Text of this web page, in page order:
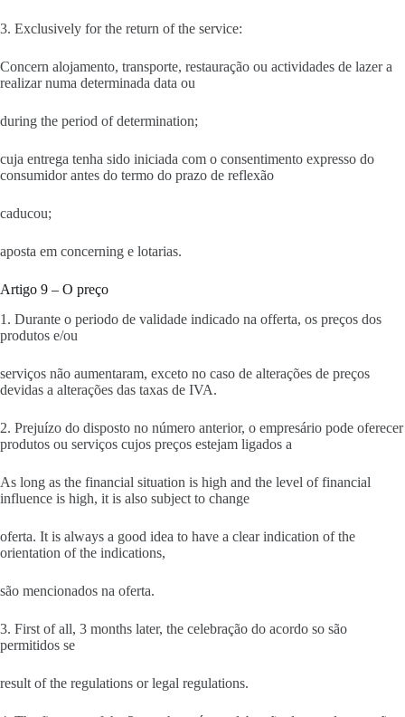
3. Exclusively for the return of the service:
Concern alojamento, transporte, restauração ou actividades de lazer a
realizar numa determinada data ou
during the period of determination;
cuja entrega tenha sido iniciada com o consentimento expresso do
consumidor antes do termo do prazo de reflexão
caducou;
aposta em concerning e lotarias.
Artigo 9 – O preço
1. Durante o periodo de validade indicado na offerta, os preços dos
produtos e/ou
serviços não aumentaram, exceto no caso de alterações de preços
devidas a alterações das taxas de IVA.
2. Prejuízo do disposto no número anterior, o empresário pode oferecer
produtos ou serviços cujos preços estejam ligados a
As long as the financial situation is high and the level of financial
influence is high, it is also subject to change
oferta. It is always a good idea to have a clear indication of the
orientation of the indications,
são mencionados na oferta.
3. First of all, 3 months later, the celebração do acordo so são
permitidos se
result of the regulations or legal regulations.